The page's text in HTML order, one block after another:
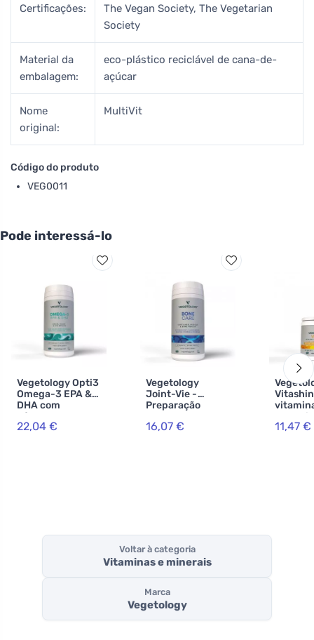
Certificações:
The Vegan Society, The Vegetarian
Society
Material da
embalagem:
eco-plástico reciclável de cana-de-
açúcar
Nome
original:
MultiVit
Código do produto
VEG0011
Pode interessá-lo
Vegetology Opti3
Omega-3 EPA &
DHA com
cápsulas de
vitamina D 60
22,04 €
Vegetology
Joint-Vie -
Preparação
ossos e
16,07 €
1000 iu
11,47 €
Voltar à categoria
Vitaminas e minerais
Marca
Vegetology